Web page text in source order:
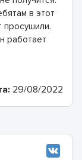
в этот
просушили.
работает
29/08/2022